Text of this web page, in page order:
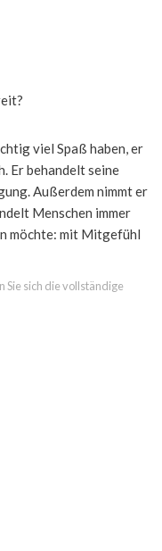
viel Spaß haben, er
Er behandelt seine
Außerdem nimmt er
Menschen immer
möchte: mit Mitgefühl
Sie sich die vollständige